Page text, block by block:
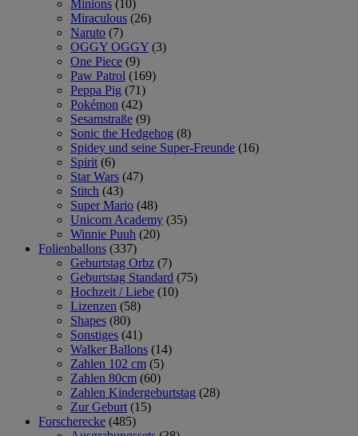
Minions (10)
Miraculous (26)
Naruto (7)
OGGY OGGY (3)
One Piece (9)
Paw Patrol (169)
Peppa Pig (71)
Pokémon (42)
Sesamstraße (9)
Sonic the Hedgehog (8)
Spidey und seine Super-Freunde (16)
Spirit (6)
Star Wars (47)
Stitch (43)
Super Mario (48)
Unicorn Academy (35)
Winnie Puuh (20)
Folienballons (337)
Geburtstag Orbz (7)
Geburtstag Standard (75)
Hochzeit / Liebe (10)
Lizenzen (58)
Shapes (80)
Sonstiges (41)
Walker Ballons (14)
Zahlen 102 cm (5)
Zahlen 80cm (60)
Zahlen Kindergeburtstag (28)
Zur Geburt (15)
Forscherecke (485)